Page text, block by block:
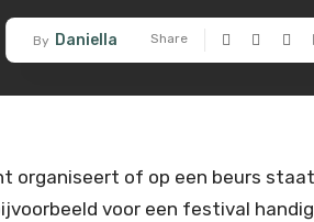
By Daniella Share
organiseert of op een beurs
voor een festival